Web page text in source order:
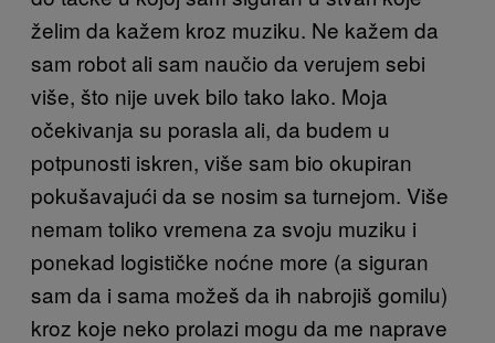
želim da kažem kroz muziku. Ne kažem da
sam robot ali sam naučio da verujem sebi
više, što nije uvek bilo tako lako. Moja
očekivanja su porasla ali, da budem u
potpunosti iskren, više sam bio okupiran
pokušavajući da se nosim sa turnejom. Više
nemam toliko vremena za svoju muziku i
ponekad logističke noćne more (a siguran
sam da i sama možeš da ih nabrojiš gomilu)
kroz koje neko prolazi mogu da me naprave